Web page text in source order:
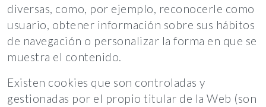
diversas, como, por ejemplo, reconocerle como
usuario, obtener información sobre sus hábitos
de navegación o personalizar la forma en que se
muestra el contenido.
Existen cookies que son controladas y
gestionadas por el propio titular de la Web (son